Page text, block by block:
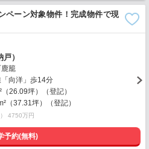
ペーン対象物件！完成物件で現
）
籠
「向洋」歩14分
26.09坪）（登記）
（37.31坪）（登記）
4750万円
予約(無料)